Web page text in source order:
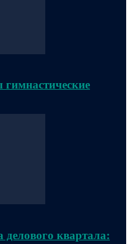
квартала: